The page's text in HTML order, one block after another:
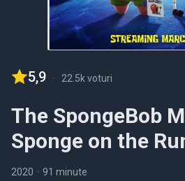
5,9 - 22.5k voturi
The SpongeBob
Sponge on the
2020 • 91 minute